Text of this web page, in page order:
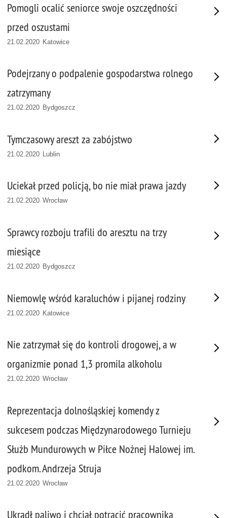
Pomogli ocalić seniorce swoje oszczędności
przed oszustami
21.02.2020 Katowice
Podejrzany o podpalenie gospodarstwa rolnego
zatrzymany
21.02.2020 Bydgoszcz
Tymczasowy areszt za zabójstwo
21.02.2020 Lublin
Uciekał przed policją, bo nie miał prawa jazdy
21.02.2020 Wrocław
Sprawcy rozboju trafili do aresztu na trzy
miesiące
21.02.2020 Bydgoszcz
Niemowlę wśród karaluchów i pijanej rodziny
21.02.2020 Katowice
Nie zatrzymał się do kontroli drogowej, a w
organizmie ponad 1,3 promila alkoholu
21.02.2020 Wrocław
Reprezentacja dolnośląskiej komendy z
sukcesem podczas Międzynarodowego Turnieju
Służb Mundurowych w Piłce Nożnej Halowej im.
podkom. Andrzeja Struja
21.02.2020 Wrocław
Ukradł paliwo i chciał potrącić pracownika